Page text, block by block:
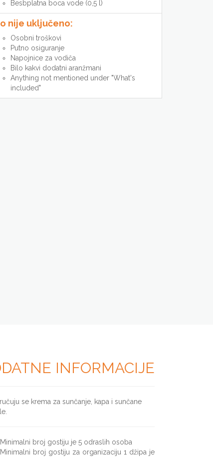
Besbplatna boca vode (0,5 l)
nije uključeno:
Osobni troškovi
Putno osiguranje
Napojnice za vodiča
Bilo kakvi dodatni aranžmani
Anything not mentioned under "What's
included"
INFORMACIJE
se krema za sunčanje, kapa i sunčane
Minimalni broj gostiju je 5 odraslih osoba
Minimalni broj gostiju za organizaciju 1 džipa je